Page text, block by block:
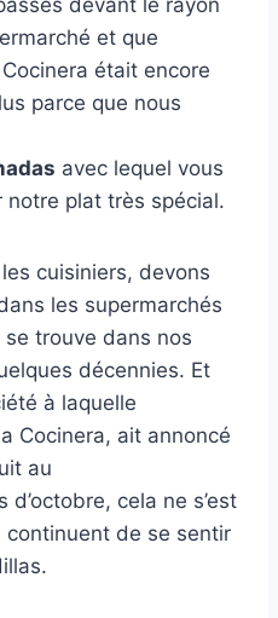
devant le rayon
et que
était encore
parce que nous
avec lequel vous
notre plat très spécial.
cuisiniers, devons
les supermarchés
trouve dans nos
décennies. Et
à laquelle
Cocinera, ait annoncé
au
d’octobre, cela ne s’est
de se sentir